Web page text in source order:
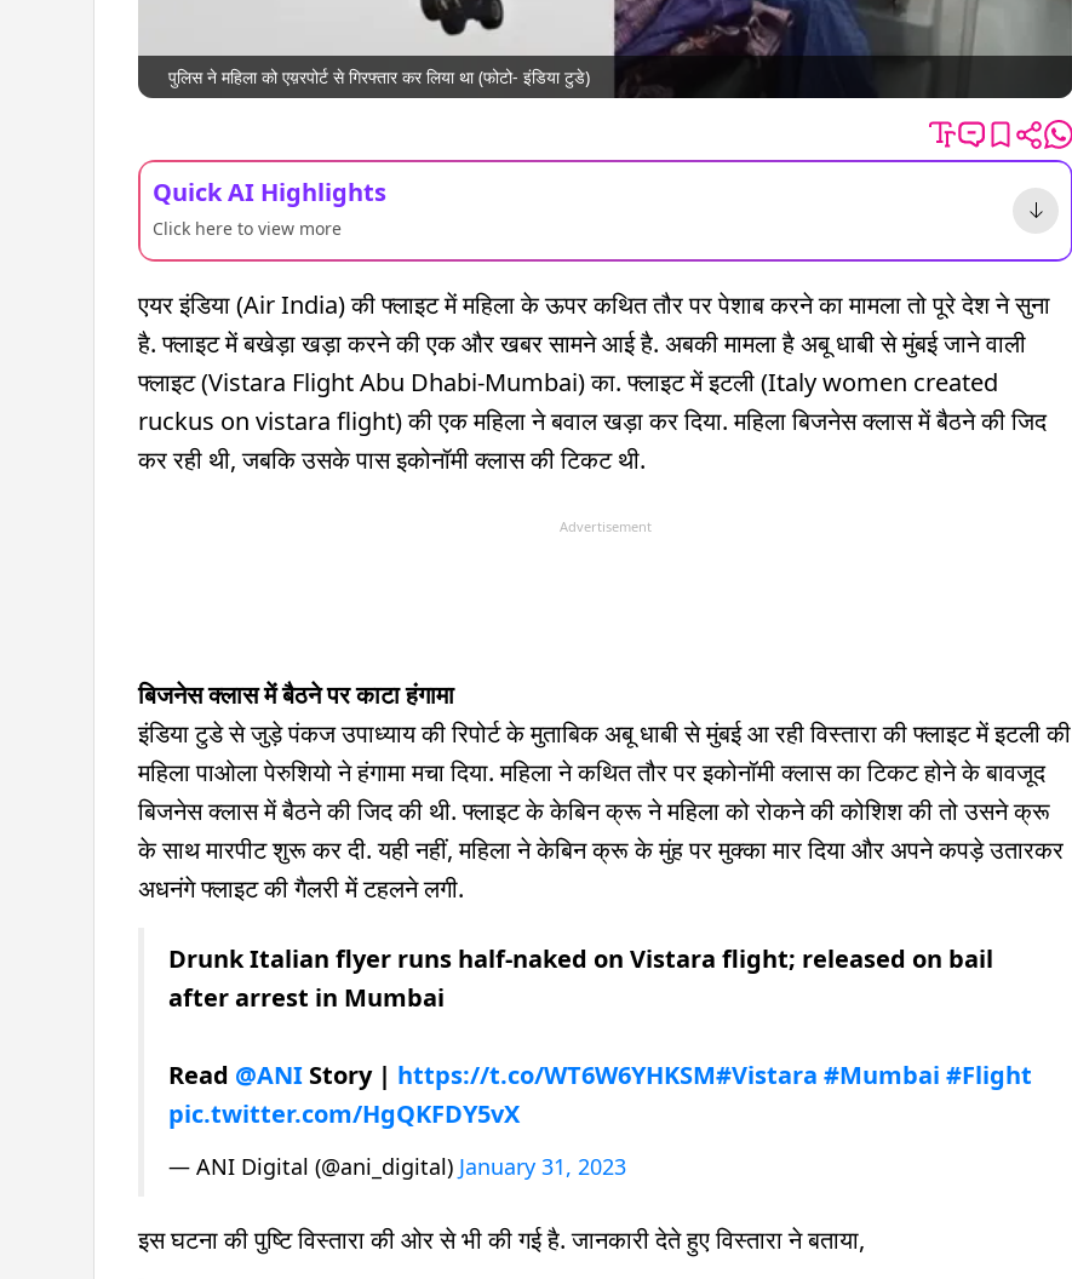
पुलिस ने महिला को एय़रपोर्ट से गिरफ्तार कर लिया था (फोटो- इंडिया टुडे)
Quick AI Highlights
Click here to view more
एयर इंडिया (Air India) की फ्लाइट में महिला के ऊपर कथित तौर पर पेशाब करने का मामला तो पूरे देश ने सुना
है. फ्लाइट में बखेड़ा खड़ा करने की एक और खबर सामने आई है. अबकी मामला है अबू धाबी से मुंबई जाने वाली
फ्लाइट (Vistara Flight Abu Dhabi-Mumbai) का. फ्लाइट में इटली (Italy women created
ruckus on vistara flight) की एक महिला ने बवाल खड़ा कर दिया. महिला बिजनेस क्लास में बैठने की जिद
कर रही थी, जबकि उसके पास इकोनॉमी क्लास की टिकट थी.
Advertisement
बिजनेस क्लास में बैठने पर काटा हंगामा
इंडिया टुडे से जुड़े पंकज उपाध्याय की रिपोर्ट के मुताबिक अबू धाबी से मुंबई आ रही विस्तारा की फ्लाइट में इटली की
महिला पाओला पेरुशियो ने हंगामा मचा दिया. महिला ने कथित तौर पर इकोनॉमी क्लास का टिकट होने के बावजूद
बिजनेस क्लास में बैठने की जिद की थी. फ्लाइट के केबिन क्रू ने महिला को रोकने की कोशिश की तो उसने क्रू
के साथ मारपीट शुरू कर दी. यही नहीं, महिला ने केबिन क्रू के मुंह पर मुक्का मार दिया और अपने कपड़े उतारकर
अधनंगे फ्लाइट की गैलरी में टहलने लगी.
Drunk Italian flyer runs half-naked on Vistara flight; released on bail
after arrest in Mumbai
Read @ANI Story | https://t.co/WT6W6YHKSM#Vistara #Mumbai #Flight
pic.twitter.com/HgQKFDY5vX
— ANI Digital (@ani_digital) January 31, 2023
इस घटना की पुष्टि विस्तारा की ओर से भी की गई है. जानकारी देते हुए विस्तारा ने बताया,